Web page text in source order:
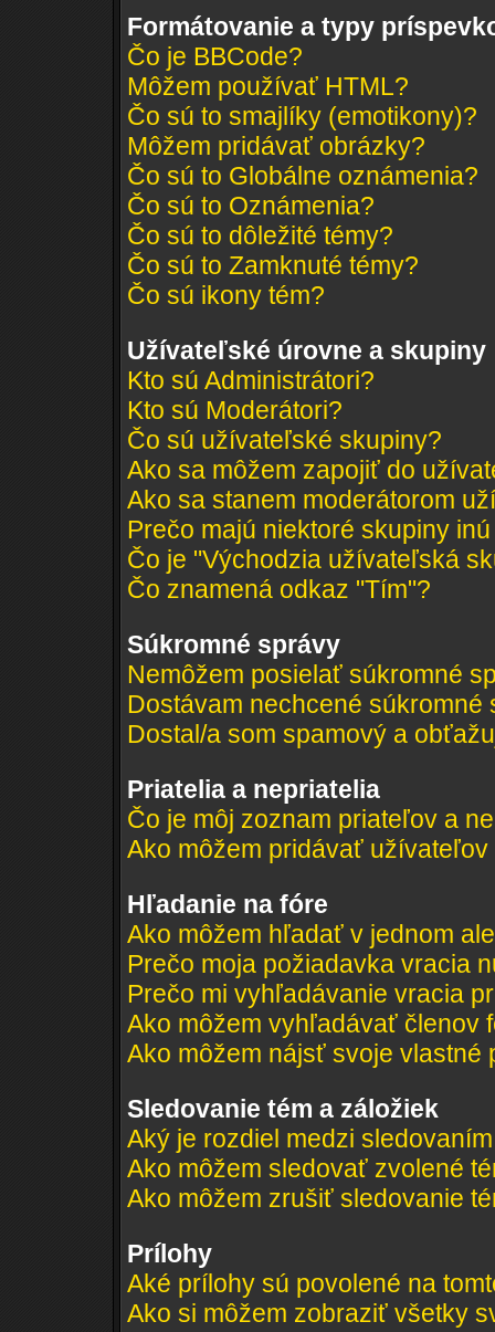
Formátovanie a typy
Čo je BBCode?
Môžem používať HTML?
Čo sú to smajlíky (emotikony)?
Môžem pridávať obrázky?
Čo sú to Globálne oznámenia?
Čo sú to Oznámenia?
Čo sú to dôležité témy?
Čo sú to Zamknuté témy?
Čo sú ikony tém?
Užívateľské úrovne a skupiny
Kto sú Administrátori?
Kto sú Moderátori?
Čo sú užívateľské skupiny?
Ako sa môžem zapojiť do
Ako sa stanem moderátorom
Prečo majú niektoré skupiny
Čo je "Východzia užívateľská
Čo znamená odkaz "Tím"?
Súkromné správy
Nemôžem posielať súkromné
Dostávam nechcené súkromné
Dostal/a som spamový a
Priatelia a nepriatelia
Čo je môj zoznam priateľov a
Ako môžem pridávať
Hľadanie na fóre
Ako môžem hľadať v jednom
Prečo moja požiadavka vracia
Prečo mi vyhľadávanie vracia
Ako môžem vyhľadávať členov
Ako môžem nájsť svoje vlastné
Sledovanie tém a záložiek
Aký je rozdiel medzi
Ako môžem sledovať zvolené
Ako môžem zrušiť sledovanie
Prílohy
Aké prílohy sú povolené na
Ako si môžem zobraziť všetky